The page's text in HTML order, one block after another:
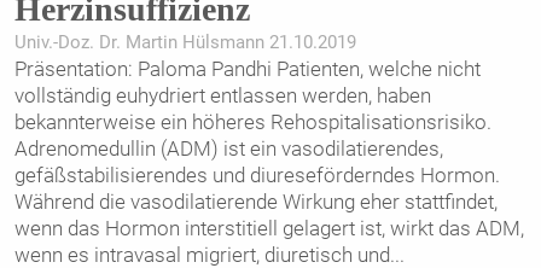
Herzinsuffizienz
Univ.-Doz. Dr. Martin Hülsmann 21.10.2019
Präsentation: Paloma Pandhi Patienten, welche nicht
vollständig euhydriert entlassen werden, haben
bekannterweise ein höheres Rehospitalisationsrisiko.
Adrenomedullin (ADM) ist ein vasodilatierendes,
gefäßstabilisierendes und diureseförderndes Hormon.
Während die vasodilatierende Wirkung eher stattfindet,
wenn das Hormon interstitiell gelagert ist, wirkt das ADM,
wenn es intravasal migriert, diuretisch und...